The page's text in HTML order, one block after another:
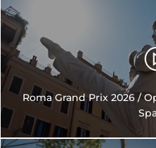
Roma Grand Prix 2026 /